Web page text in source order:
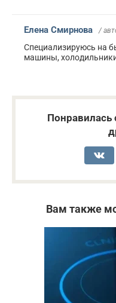
Елена Смирнова /
Специализируюсь на
машины,
Понравилась
Вам также